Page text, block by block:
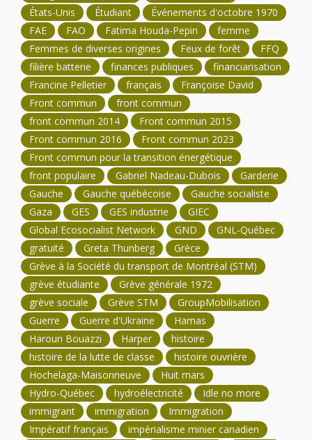
États-Unis
Étudiant
Événements d'octobre 1970
FAE
FAO Fatima Houda-Pepin
femme
Femmes de diverses origines
Feux de forêt
FFQ
filière batterie
finances publiques
financiarisation
Francine Pelletier
français
Françoise David
Front commun
front commun
front commun 2014
Front commun 2015
Front commun 2016
Front commun 2023
Front commun pour la transition énergétique
front populaire
Gabriel Nadeau-Dubois
Garderie
Gauche
Gauche québécoise
Gauche socialiste
Gaza
GES GES industrie
GIEC
Global Ecosocialist Network
GND
GNL-Québec
gratuité
Greta Thunberg
Grèce
Grève à la Société du transport de Montréal (STM)
grève étudiante
Grève générale 1972
grève sociale
Grève STM
GroupMobilisation
Guerre
Guerre d'Ukraine
Hamas
Haroun Bouazzi
Harper
histoire
histoire de la lutte de classe
histoire ouvrière
Hochelaga-Maisonneuve
Huit mars
Hydro-Québec
hydroélectricité
Idle no more
immigrant
immigration
Immigration
Impératif français
impérialisme minier canadien